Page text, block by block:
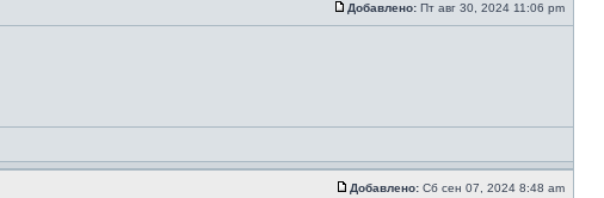
Добавлено: Пт авг 30, 2024 11:06 pm
Добавлено: Сб сен 07, 2024 8:48 am